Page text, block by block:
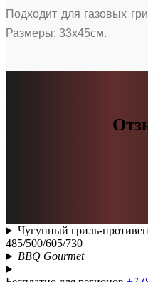
Подходит для газовых
Размеры: 33х45см.
Чугунный гриль-
485/500/605/730
BBQ Gourmet